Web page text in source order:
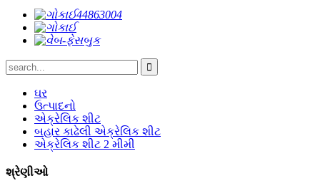
ઘર
ઉત્પાદનો
એક્રેલિક શીટ
બહાર કાઢેલી એક્રેલિક શીટ
એક્રેલિક શીટ 2 મીમી
શ્રેણીઓ